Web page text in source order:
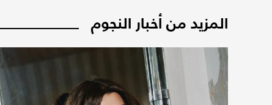
المزيد من أخبار النجوم